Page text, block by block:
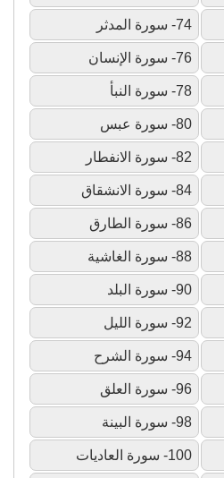
74- سورة المدثر
76- سورة الإنسان
78- سورة النبأ
80- سورة عبس
82- سورة الانفطار
84- سورة الانشقاق
86- سورة الطارق
88- سورة الغاشية
90- سورة البلد
92- سورة الليل
94- سورة الشرح
96- سورة العلق
98- سورة البينة
100- سورة العاديات